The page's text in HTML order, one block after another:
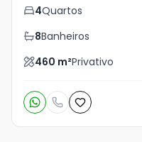
4Quartos
8Banheiros
460 m²Privativo